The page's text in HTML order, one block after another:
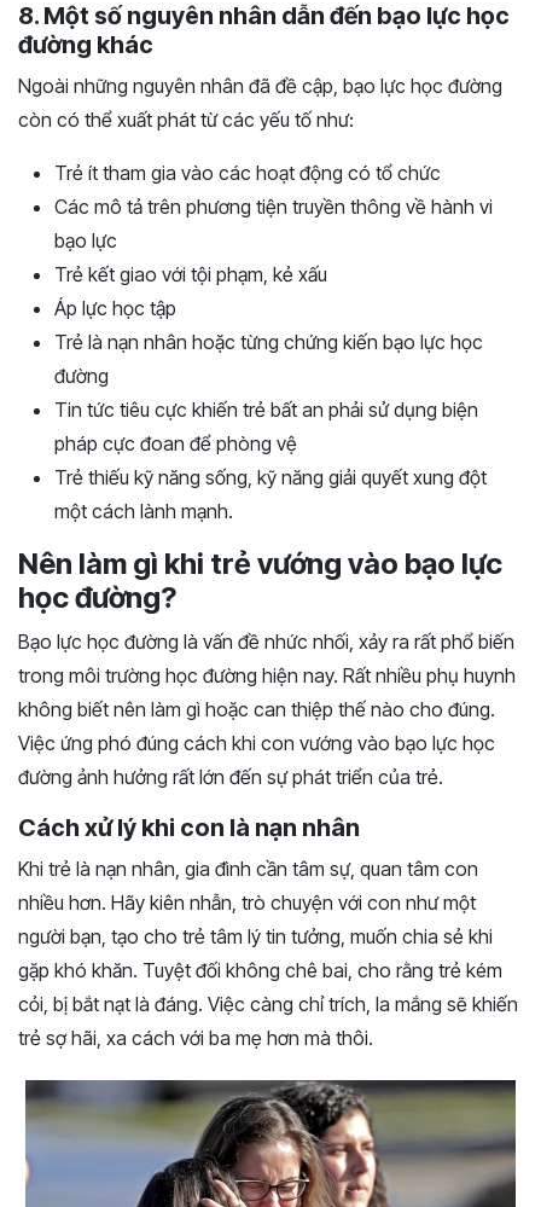
8. Một số nguyên nhân dẫn đến bạo lực học
đường khác
Ngoài những nguyên nhân đã đề cập, bạo lực học đường
còn có thể xuất phát từ các yếu tố như:
Trẻ ít tham gia vào các hoạt động có tổ chức
Các mô tả trên phương tiện truyền thông về hành vi
bạo lực
Trẻ kết giao với tội phạm, kẻ xấu
Áp lực học tập
Trẻ là nạn nhân hoặc từng chứng kiến bạo lực học
đường
Tin tức tiêu cực khiến trẻ bất an phải sử dụng biện
pháp cực đoan để phòng vệ
Trẻ thiếu kỹ năng sống, kỹ năng giải quyết xung đột
một cách lành mạnh.
Nên làm gì khi trẻ vướng vào bạo lực
học đường?
Bạo lực học đường là vấn đề nhức nhối, xảy ra rất phổ biến
trong môi trường học đường hiện nay. Rất nhiều phụ huynh
không biết nên làm gì hoặc can thiệp thế nào cho đúng.
Việc ứng phó đúng cách khi con vướng vào bạo lực học
đường ảnh hưởng rất lớn đến sự phát triển của trẻ.
Cách xử lý khi con là nạn nhân
Khi trẻ là nạn nhân, gia đình cần tâm sự, quan tâm con
nhiều hơn. Hãy kiên nhẫn, trò chuyện với con như một
người bạn, tạo cho trẻ tâm lý tin tưởng, muốn chia sẻ khi
gặp khó khăn. Tuyệt đối không chê bai, cho rằng trẻ kém
cỏi, bị bắt nạt là đáng. Việc càng chỉ trích, la mắng sẽ khiến
trẻ sợ hãi, xa cách với ba mẹ hơn mà thôi.